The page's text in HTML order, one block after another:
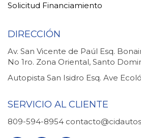
Solicitud Financiamiento
DIRECCIÓN
Av. San Vicente de Paúl Esq.
No 1ro. Zona Oriental, Santo
Autopista San Isidro Esq. Ave
SERVICIO AL CLIENTE
809-594-8954